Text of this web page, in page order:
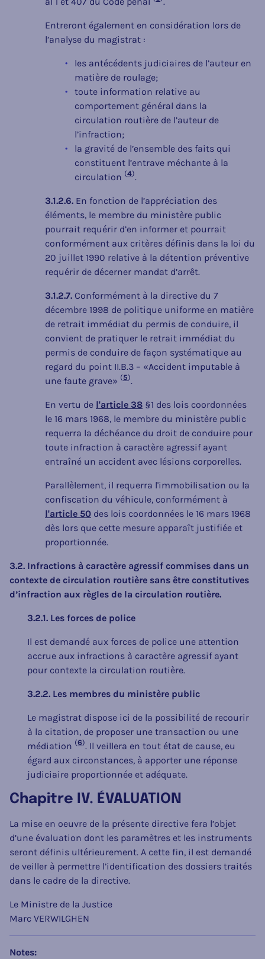
Entreront également en considération lors de
l’analyse du magistrat :
les antécédents judiciaires de l’auteur en
matière de roulage;
toute information relative au
comportement général dans la
circulation routière de l’auteur de
l’infraction;
la gravité de l’ensemble des faits qui
constituent l’entrave méchante à la
circulation (4).
3.1.2.6. En fonction de l’appréciation des
éléments, le membre du ministère public
pourrait requérir d’en informer et pourrait
conformément aux critères définis dans la loi du
20 juillet 1990 relative à la détention préventive
requérir de décerner mandat d’arrêt.
3.1.2.7. Conformément à la directive du 7
décembre 1998 de politique uniforme en matière
de retrait immédiat du permis de conduire, il
convient de pratiquer le retrait immédiat du
permis de conduire de façon systématique au
regard du point II.B.3 – «Accident imputable à
une faute grave» (5).
En vertu de l'article 38 §1 des lois coordonnées
le 16 mars 1968, le membre du ministère public
requerra la déchéance du droit de conduire pour
toute infraction à caractère agressif ayant
entraîné un accident avec lésions corporelles.
Parallèlement, il requerra l'immobilisation ou la
confiscation du véhicule, conformément à
l'article 50 des lois coordonnées le 16 mars 1968
dès lors que cette mesure apparaît justifiée et
proportionnée.
3.2. Infractions à caractère agressif commises dans un
contexte de circulation routière sans être constitutives
d’infraction aux règles de la circulation routière.
3.2.1. Les forces de police
Il est demandé aux forces de police une attention
accrue aux infractions à caractère agressif ayant
pour contexte la circulation routière.
3.2.2. Les membres du ministère public
Le magistrat dispose ici de la possibilité de recourir
à la citation, de proposer une transaction ou une
médiation (6). Il veillera en tout état de cause, eu
égard aux circonstances, à apporter une réponse
judiciaire proportionnée et adéquate.
Chapitre IV. ÉVALUATION
La mise en oeuvre de la présente directive fera l’objet
d’une évaluation dont les paramètres et les instruments
seront définis ultérieurement. A cette fin, il est demandé
de veiller à permettre l’identification des dossiers traités
dans le cadre de la directive.
Le Ministre de la Justice
Marc VERWILGHEN
Notes: